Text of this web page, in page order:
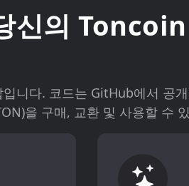
신의
니다. 코드는 GitHub에서 공
을 구매, 교환 및 사용할 수